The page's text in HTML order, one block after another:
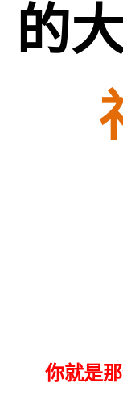
的
你就是